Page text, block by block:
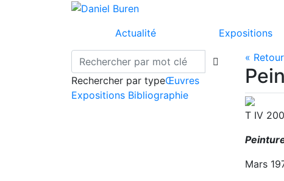
Actualité Expositions
Rechercher par typeŒuvres
Expositions Bibliographie
« Retour
T IV 200
Mars